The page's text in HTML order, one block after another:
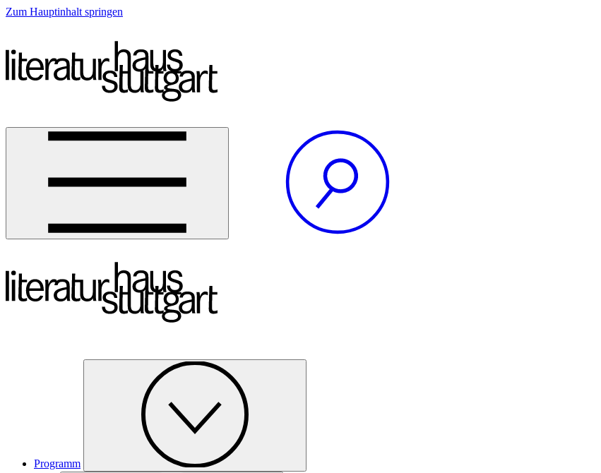
Zum Hauptinhalt springen
Programm